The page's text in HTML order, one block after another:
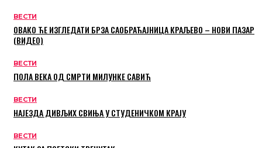
ВЕСТИ
ОВАКО ЋЕ ИЗГЛЕДАТИ БРЗА САОБРАЋАЈНИЦА КРАЉЕВО – НОВИ ПАЗАР
(ВИДЕО)
ВЕСТИ
ПОЛА ВЕКА ОД СМРТИ МИЛУНКЕ САВИЋ
ВЕСТИ
НАЈЕЗДА ДИВЉИХ СВИЊА У СТУДЕНИЧКОМ КРАЈУ
ВЕСТИ